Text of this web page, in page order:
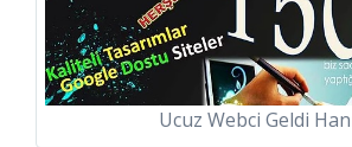
Ucuz Webci Geldi